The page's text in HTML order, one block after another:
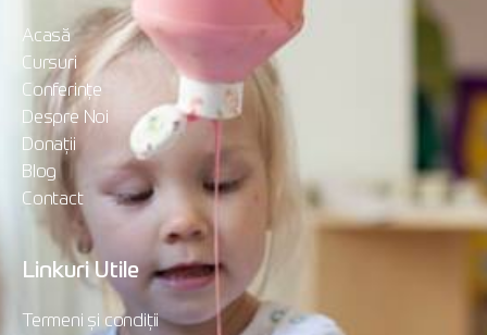
Acasă
Cursuri
Conferințe
Despre Noi
Donații
Blog
Contact
Linkuri Utile
Termeni și condiții